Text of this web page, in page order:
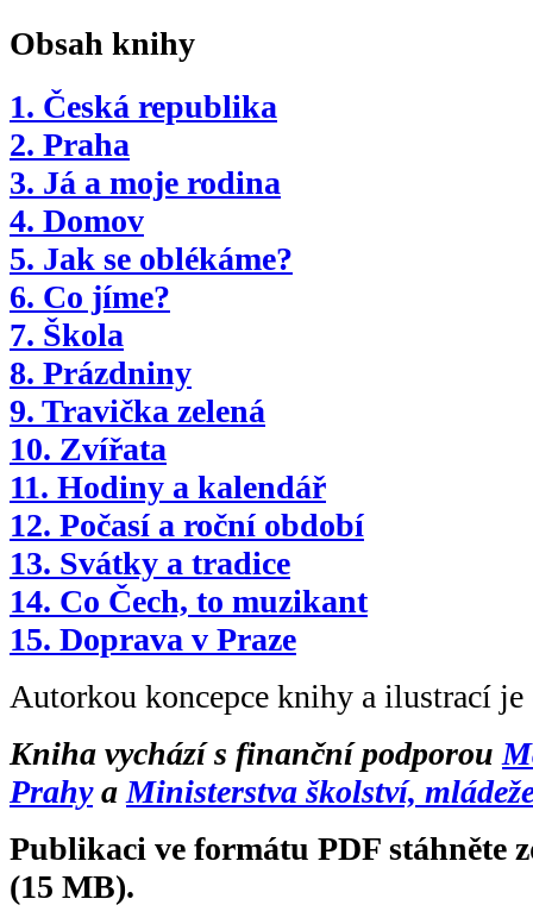
Obsah knihy
1. Česká republika
2. Praha
3. Já a moje rodina
4. Domov
5. Jak se oblékáme?
6. Co jíme?
7. Škola
8. Prázdniny
9. Travička zelená
10. Zvířata
11. Hodiny a kalendář
12. Počasí a roční období
13. Svátky a tradice
14. Co Čech, to muzikant
15. Doprava v Praze
Autorkou koncepce knihy a ilustrací je
Kniha vychází s finanční podporou
Prahya Ministerstva školství,
Publikaci ve formátu PDF stáhněte
(15 MB).